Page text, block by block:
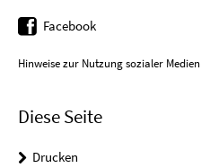
Facebook
Hinweise zur Nutzung sozialer Medien
Diese Seite
Drucken